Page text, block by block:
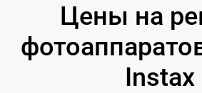
Цены на
Instax